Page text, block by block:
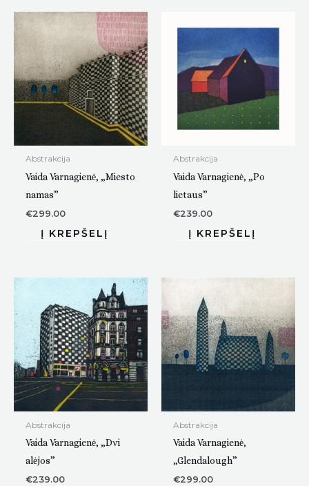
Abstrakcija
Vaida Varnagienė, „Miesto
namas”
€299.00
Abstrakcija
Vaida Varnagienė, „Po
lietaus”
€239.00
Abstrakcija
Vaida Varnagienė, „Dvi
alėjos”
€239.00
Abstrakcija
Vaida Varnagienė,
„Glendalough”
€299.00